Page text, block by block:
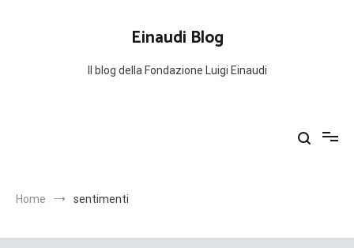
Einaudi Blog
Il blog della Fondazione Luigi Einaudi
Home sentimenti